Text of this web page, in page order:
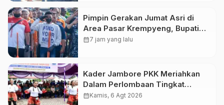
Pimpin Gerakan Jumat Asri di
Area Pasar Krempyeng, Bupati
Gresik Ingatkan Dampak
calendar_month7 jam yang lalu
Kader Jambore PKK Meriahkan
Dalam Perlombaan Tingkat
Kabupaten Samosir
calendar_monthKamis, 6 Agt 2026